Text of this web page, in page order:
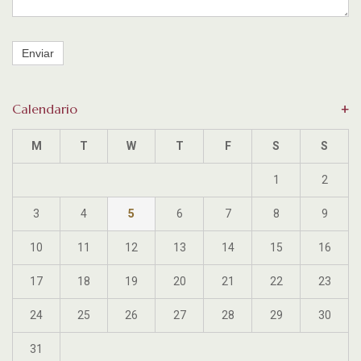
Enviar
Calendario
M T W T F S S
1 2
3 4 5 6 7 8 9
10 11 12 13 14 15 16
17 18 19 20 21 22 23
24 25 26 27 28 29 30
31